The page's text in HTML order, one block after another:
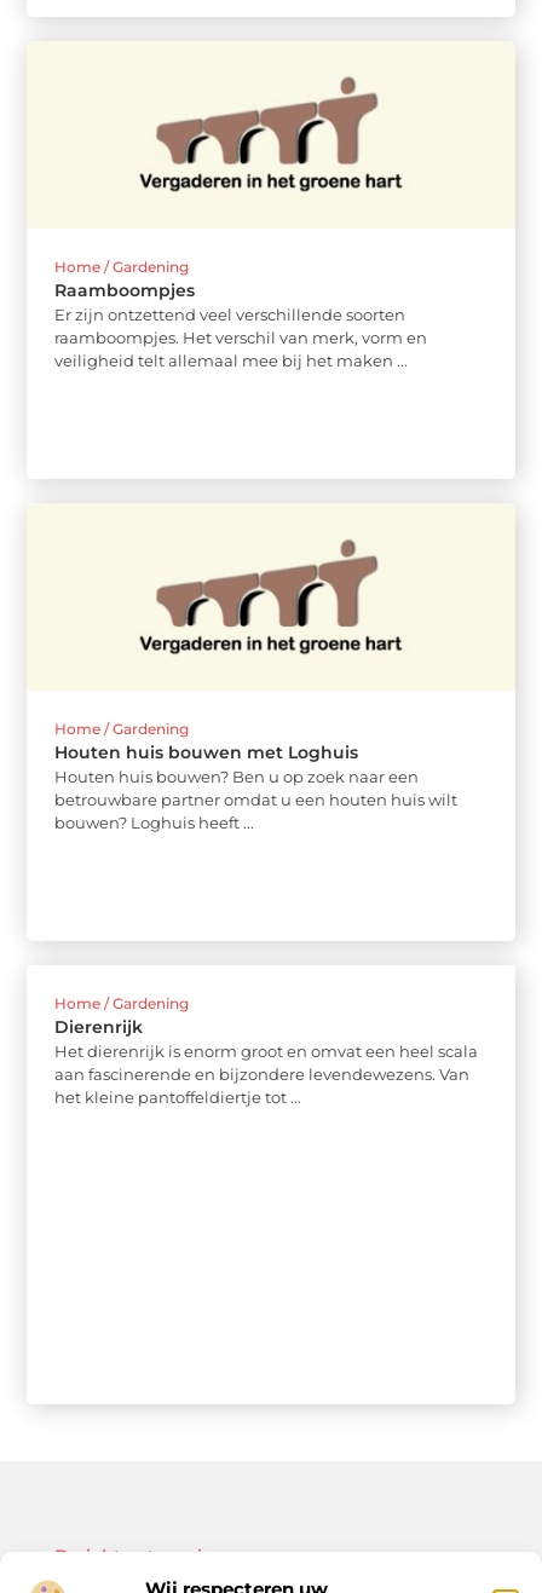
Wij respecteren uw
Home / Gardening
Raamboompjes
Er zijn ontzettend veel verschillende soorten
raamboompjes. Het verschil van merk, vorm en
veiligheid telt allemaal mee bij het maken ...
Home / Gardening
Houten huis bouwen met Loghuis
Houten huis bouwen? Ben u op zoek naar een
betrouwbare partner omdat u een houten huis wilt
bouwen? Loghuis heeft ...
Home / Gardening
Dierenrijk
Het dierenrijk is enorm groot en omvat een heel scala
aan fascinerende en bijzondere levendewezens. Van
het kleine pantoffeldiertje tot ...
Bericht categorie